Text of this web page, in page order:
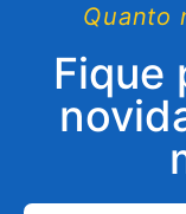
Quanto
Fique